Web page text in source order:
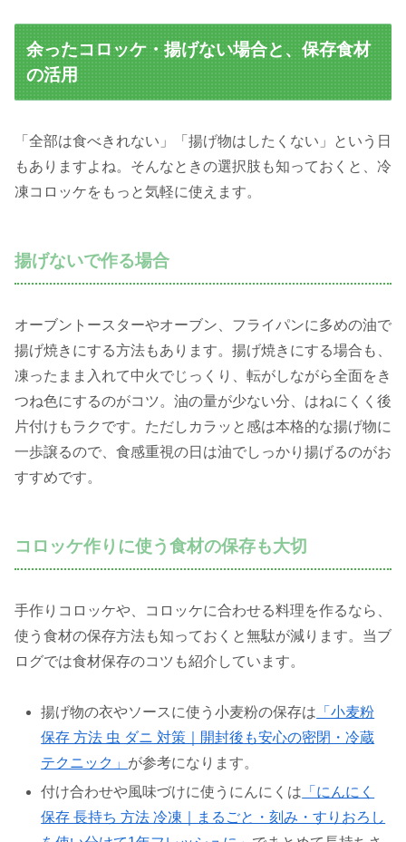
余ったコロッケ・揚げない場合と、保存食材
の活用
「全部は食べきれない」「揚げ物はしたくない」という日
もありますよね。そんなときの選択肢も知っておくと、冷
凍コロッケをもっと気軽に使えます。
揚げないで作る場合
オーブントースターやオーブン、フライパンに多めの油で
揚げ焼きにする方法もあります。揚げ焼きにする場合も、
凍ったまま入れて中火でじっくり、転がしながら全面をき
つね色にするのがコツ。油の量が少ない分、はねにくく後
片付けもラクです。ただしカラッと感は本格的な揚げ物に
一歩譲るので、食感重視の日は油でしっかり揚げるのがお
すすめです。
コロッケ作りに使う食材の保存も大切
手作りコロッケや、コロッケに合わせる料理を作るなら、
使う食材の保存方法も知っておくと無駄が減ります。当ブ
ログでは食材保存のコツも紹介しています。
揚げ物の衣やソースに使う小麦粉の保存は 「小麦粉
保存 方法 虫 ダニ 対策｜開封後も安心の密閉・冷蔵
テクニック」 が参考になります。
付け合わせや風味づけに使うにんにくは 「にんにく
保存 長持ち 方法 冷凍｜まるごと・刻み・すりおろし